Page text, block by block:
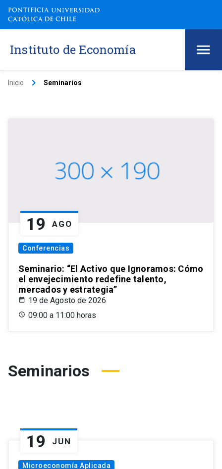
Instituto de Economía
Inicio keyboard_arrow_right Seminarios
19 AGO
Conferencias
Seminario: “El Activo que Ignoramos: Cómo
el envejecimiento redefine talento,
mercados y estrategia”
19 de Agosto de 2026
09:00 a 11:00 horas
Seminarios
19 JUN
Microeconomía Aplicada